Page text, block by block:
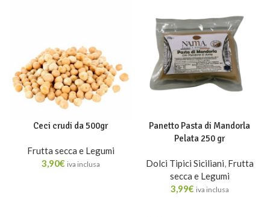
Ceci crudi da 500gr
Frutta secca e Legumi
3,90€ iva inclusa
Panetto Pasta di Mandorla
Pelata 250 gr
Dolci Tipici Siciliani, Frutta
secca e Legumi
3,99€ iva inclusa